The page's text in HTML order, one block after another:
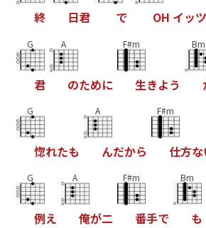
終 日君 で OH イッツ
G
君
A
のために
F#m
生きよう
Bm
G
惚れたも
A
んだから
F#m
仕方な
G
例え
A
俺が二
F#m
番手で
Bm
も